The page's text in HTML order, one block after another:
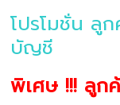
โปรโมชั่น ลูก
บัญชี
พิเศษ !!! ลูก